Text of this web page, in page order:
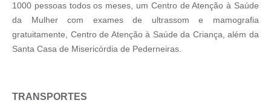
1000 pessoas todos os meses, um Centro de Atenção à Saúde
da Mulher com exames de ultrassom e mamografia
gratuitamente, Centro de Atenção à Saúde da Criança, além da
Santa Casa de Misericórdia de Pederneiras.
TRANSPORTES